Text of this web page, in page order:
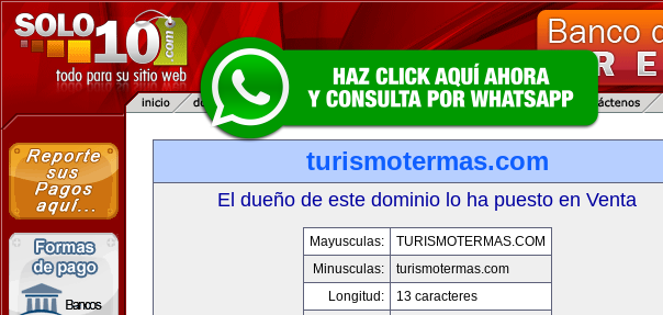
turismotermas.com
El dueño de este dominio lo ha puesto en Venta
Mayusculas:
TURISMOTERMAS.COM
Minusculas:
turismotermas.com
Longitud:
13 caracteres